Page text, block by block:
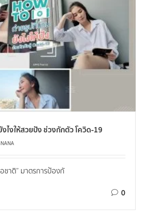
ไงให้สวยปัง ช่วงกักตัว โควิด-19
ชาติ” มาตรการป้องกั
0